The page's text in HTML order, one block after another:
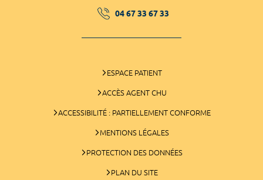
04 67 33 67 33
ESPACE PATIENT
ACCÈS AGENT CHU
ACCESSIBILITÉ : PARTIELLEMENT CONFORME
MENTIONS LÉGALES
PROTECTION DES DONNÉES
PLAN DU SITE